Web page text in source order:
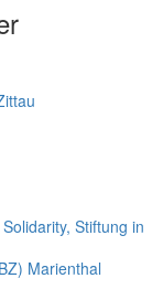
Stiftung in
Marienthal